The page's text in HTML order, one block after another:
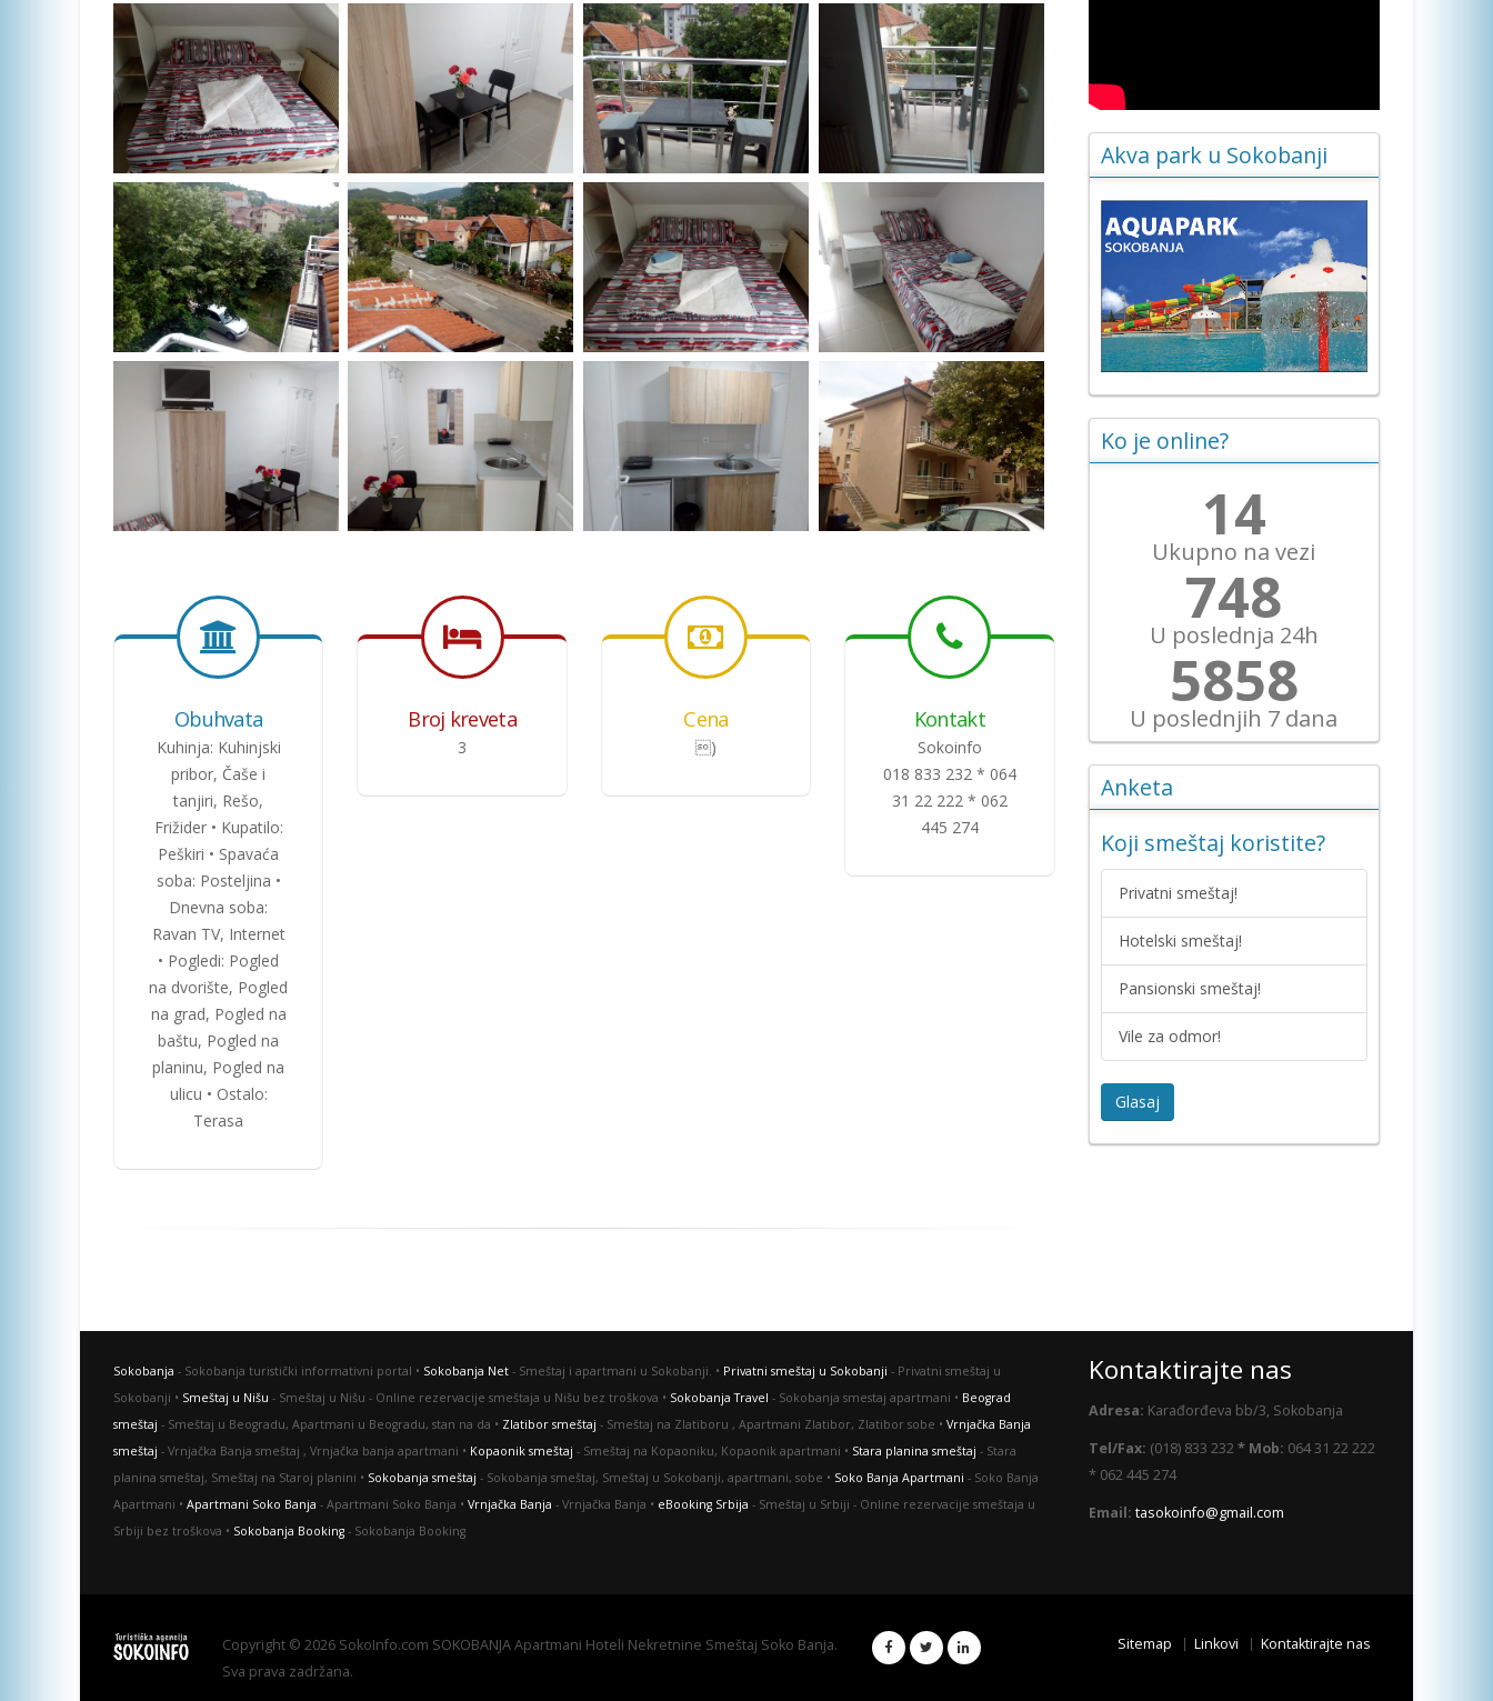
Obuhvata
Kuhinja: Kuhinjski
pribor, Čaše i
tanjiri, Rešo,
Frižider • Kupatilo:
Peškiri • Spavaća
soba: Posteljina •
Dnevna soba:
Ravan TV, Internet
• Pogledi: Pogled
na dvorište, Pogled
na grad, Pogled na
baštu, Pogled na
planinu, Pogled na
ulicu • Ostalo:
Terasa
Broj kreveta
3
Cena
)
Kontakt
Sokoinfo
018 833 232 * 064
31 22 222 * 062
445 274
Akva park u Sokobanji
Ko je online?
15
Ukupno na vezi
831
U poslednja 24h
6509
U poslednjih 7 dana
Anketa
Koji smeštaj koristite?
Privatni smeštaj!
Hotelski smeštaj!
Pansionski smeštaj!
Vile za odmor!
Glasaj
Sokobanja - Sokobanja turistički informativni portal • Sokobanja Net - Smeštaj i apartmani u Sokobanji. • Privatni smeštaj u Sokobanji - Privatni smeštaj u
Sokobanji • Smeštaj u Nišu - Smeštaj u Nišu - Online rezervacije smeštaja u Nišu bez troškova • Sokobanja Travel - Sokobanja smestaj apartmani • Beograd
smeštaj - Smeštaj u Beogradu, Apartmani u Beogradu, stan na da • Zlatibor smeštaj - Smeštaj na Zlatiboru , Apartmani Zlatibor, Zlatibor sobe • Vrnjačka Banja
smeštaj - Vrnjačka Banja smeštaj , Vrnjačka banja apartmani • Kopaonik smeštaj - Smeštaj na Kopaoniku, Kopaonik apartmani • Stara planina smeštaj - Stara
planina smeštaj, Smeštaj na Staroj planini • Sokobanja smeštaj - Sokobanja smeštaj, Smeštaj u Sokobanji, apartmani, sobe • Soko Banja Apartmani - Soko Banja
Apartmani • Apartmani Soko Banja - Apartmani Soko Banja • Vrnjačka Banja - Vrnjačka Banja • eBooking Srbija - Smeštaj u Srbiji - Оnline rezervacije smeštaja u
Srbiji bez troškova • Sokobanja Booking - Sokobanja Booking
Kontaktirajte nas
Adresa: Karađorđeva bb/3, Sokobanja
Tel/Fax: (018) 833 232 * Mob: 064 31 22 222
* 062 445 274
Email: tasokoinfo@gmail.com
Copyright © 2026 SokoInfo.com SOKOBANJA Apartmani Hoteli Nekretnine Smeštaj Soko Banja.
Sva prava zadržana.
Sitemap Linkovi Kontaktirajte nas